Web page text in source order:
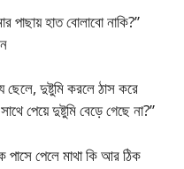
পাছায় হাত বোলাবো নাকি?”
ছেলে, দুষ্টুমি করলে ঠাস করে
পেয়ে দুষ্টুমি বেড়ে গেছে না?”
পাসে পেলে মাথা কি আর ঠিক